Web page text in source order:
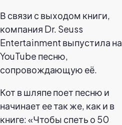
В связи с выходом книги,
компания Dr. Seuss
Entertainment выпустила на
YouTube песню,
сопровождающую её.
Кот в шляпе поет песню и
начинает ее так же, как и в
книге: «Чтобы спеть о 50